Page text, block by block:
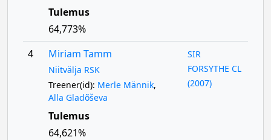
Tulemus
64,773%
4
Miriam Tamm
Niitvälja RSK
Treener(id): Merle Männik,
Alla Gladõševa
SIR
FORSYTHE CL
(2007)
Tulemus
64,621%